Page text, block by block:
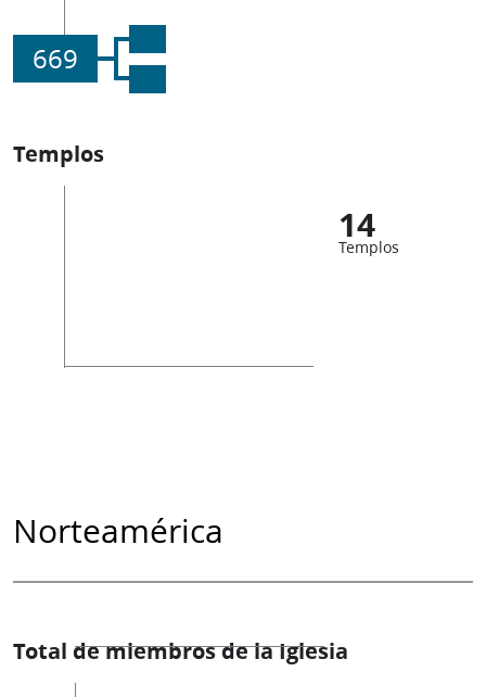
669
Templos
14
Templos
Norteamérica
Total de miembros de la Iglesia